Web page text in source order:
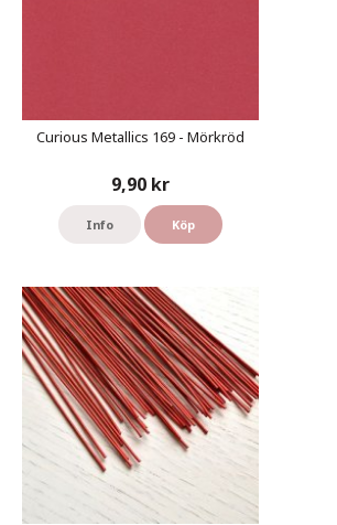
Curious Metallics 169 - Mörkröd
9,90 kr
Info Köp